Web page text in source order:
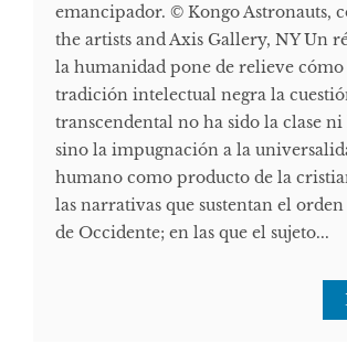
emancipador. © Kongo Astronauts,
the artists and Axis Gallery, NY Un
la humanidad pone de relieve cómo
tradición intelectual negra la
transcendental no ha sido la clase ni
sino la impugnación a la
humano como producto de la
las narrativas que sustentan el
de Occidente; en las que el sujeto...